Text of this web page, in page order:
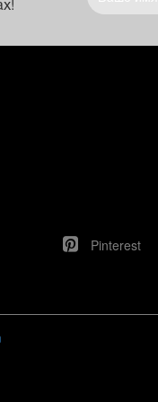
Pinterest